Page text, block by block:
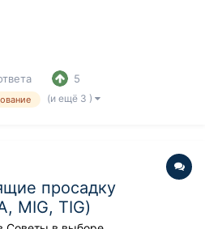
5
(и ещё 3 )
просадку
MIG, TIG)